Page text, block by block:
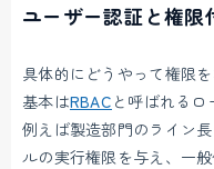
ユーザー認証と権限
具体的にどうやって権限
基本はRBAC と呼ばれるロ
例えば製造部門のライン
ルの実行権限を与え、一